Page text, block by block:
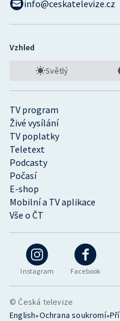
Instagram Facebook
TV program
Živé vysílání
TV poplatky
Teletext
Podcasty
Počasí
E-shop
Mobilní a TV aplikace
Vše o ČT
info@ceskatelevize.cz
Vzhled
Světlý
© Česká televize
English•Ochrana soukromí•